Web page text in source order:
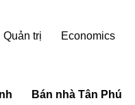
Quản trị Economics
Bán nhà Tân Phú